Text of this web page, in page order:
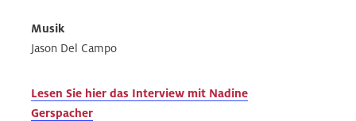
Musik
Jason Del Campo
Lesen Sie hier das Interview mit Nadine
Gerspacher